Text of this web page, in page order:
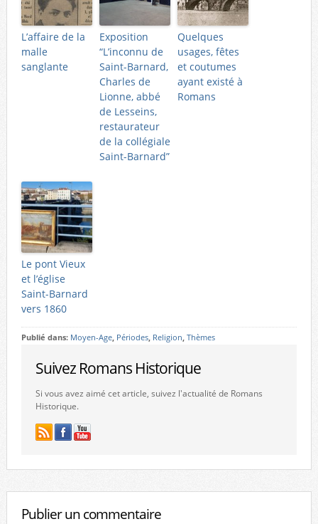
L’affaire de la
malle
sanglante
Exposition
“L’inconnu de
Saint-Barnard,
Charles de
Lionne, abbé
de Lesseins,
restaurateur
de la collégiale
Saint-Barnard”
Quelques
usages, fêtes
et coutumes
ayant existé à
Romans
Le pont Vieux
et l’église
Saint-Barnard
vers 1860
Publié dans: Moyen-Age, Périodes, Religion, Thèmes
Suivez Romans Historique
Si vous avez aimé cet article, suivez l'actualité de Romans
Historique.
Publier un commentaire